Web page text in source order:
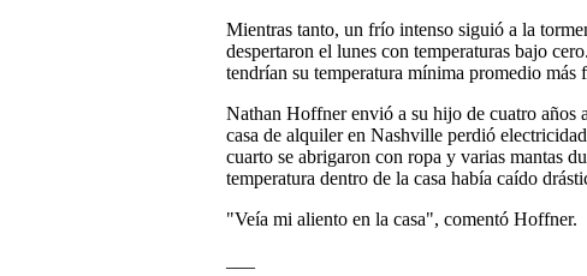
Mientras tanto, un frío intenso siguió a la
despertaron el lunes con temperaturas bajo
tendrían su temperatura mínima promedio más
Nathan Hoffner envió a su hijo de cuatro años
casa de alquiler en Nashville perdió
cuarto se abrigaron con ropa y varias mantas
temperatura dentro de la casa había caído
"Veía mi aliento en la casa", comentó Hoffner.